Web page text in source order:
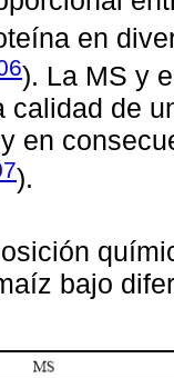
en
). La MS y
calidad de
en
).
bajo